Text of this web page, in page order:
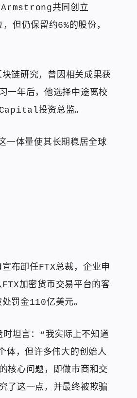
Armstrong共同创立
仍保留约6%的股份，
链研究，曾因相关成果获
一年后，他选择中途离校
投资总监。
体量使其长期稳居全球
布卸任FTX总裁，企业申
加密货币交易平台的客
罚金110亿美元。
坦言：“我实际上不知道
体，但许多伟大的创始人
核心问题，即做市商和交
了这一点，并最终被欺骗